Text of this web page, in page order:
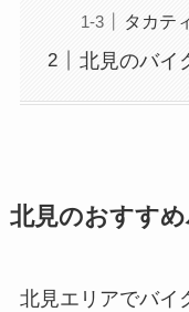
タカテ
北見のバイ
北見のおすす
北見エリアでバイ